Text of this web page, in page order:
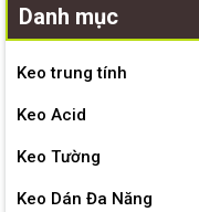
Danh mục
Keo trung tính
Keo Acid
Keo Tường
Keo Dán Đa Năng